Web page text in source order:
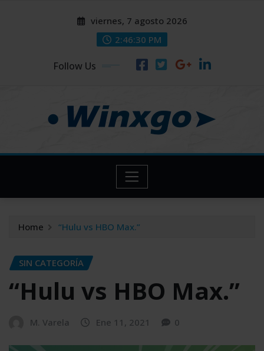
viernes, 7 agosto 2026
2:46:31 PM
Follow Us
Home “Hulu vs HBO Max.”
SIN CATEGORÍA
“Hulu vs HBO Max.”
M. Varela Ene 11, 2021 0